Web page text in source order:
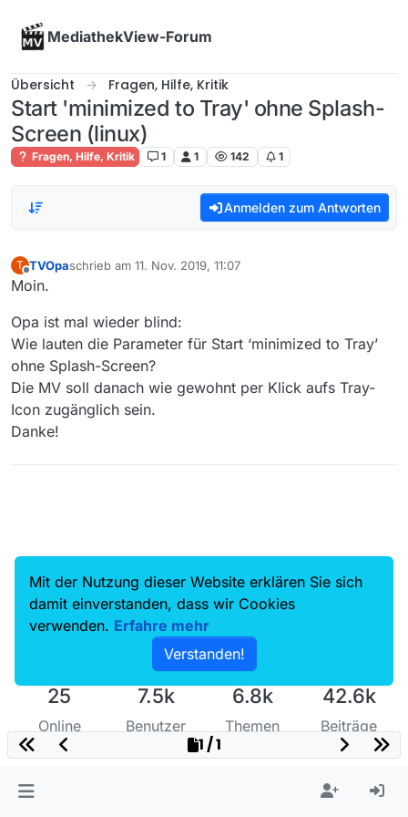
MediathekView-Forum
Übersicht Fragen, Hilfe, Kritik
Start 'minimized to Tray' ohne Splash-
Screen (linux)
Fragen, Hilfe, Kritik 1 1 142 1
Anmelden zum Antworten
T
Offline
TVOpaschrieb am 11. Nov. 2019, 11:07
zuletzt editiert von
Moin.
Opa ist mal wieder blind:
Wie lauten die Parameter für Start ‘minimized to Tray’
ohne Splash-Screen?
Die MV soll danach wie gewohnt per Klick aufs Tray-
Icon zugänglich sein.
Danke!
25
Online
7.5k
Benutzer
6.8k
Themen
42.6k
Beiträge
1 / 1
Mit der Nutzung dieser Website erklären Sie sich
damit einverstanden, dass wir Cookies
verwenden. Erfahre mehr
Verstanden!